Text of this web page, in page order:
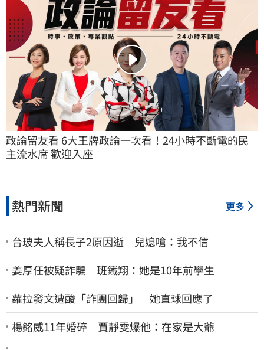
政論留友看 6大王牌政論一次看！24小時不斷電的民
主流水席 歡迎入座
熱門新聞 更多
台玻夫人稱長子2原因逝 兒媳嗆：我不信
姜厚任被疑詐騙 班鐵翔：她是10年前學生
蘿拉發文遭酸「詐團回歸」 她直球回應了
楊銘威11年婚碎 賈靜雯爆他：在家是大爺